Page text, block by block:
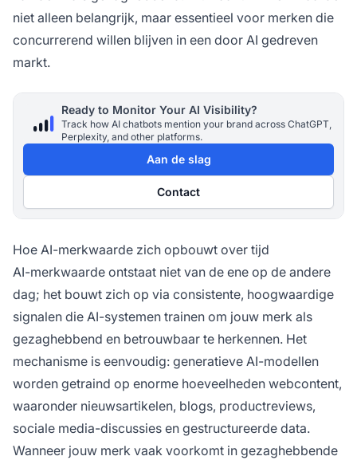
niet alleen belangrijk, maar essentieel voor merken die
concurrerend willen blijven in een door AI gedreven
markt.
Ready to Monitor Your AI Visibility?
Track how AI chatbots mention your brand across ChatGPT,
Perplexity, and other platforms.
Aan de slag
Contact
Hoe AI-merkwaarde zich opbouwt over tijd
AI-merkwaarde ontstaat niet van de ene op de andere
dag; het bouwt zich op via consistente, hoogwaardige
signalen die AI-systemen trainen om jouw merk als
gezaghebbend en betrouwbaar te herkennen. Het
mechanisme is eenvoudig: generatieve AI-modellen
worden getraind op enorme hoeveelheden webcontent,
waaronder nieuwsartikelen, blogs, productreviews,
sociale media-discussies en gestructureerde data.
Wanneer jouw merk vaak voorkomt in gezaghebbende